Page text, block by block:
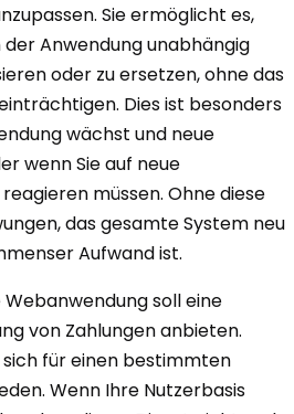
Sie ermöglicht es,
Anwendung unabhängig
oder zu ersetzen, ohne das
Dies ist besonders
wächst und neue
wenn Sie auf neue
müssen. Ohne diese
das gesamte System neu
Aufwand ist.
Webanwendung soll eine
von Zahlungen anbieten.
für einen bestimmten
Wenn Ihre Nutzerbasis